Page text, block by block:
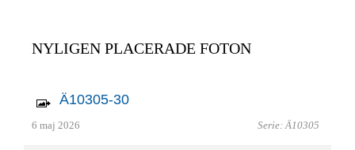
NYLIGEN PLACERADE FOTON
Ä10305-30
6 maj 2026 Serie: Ä10305